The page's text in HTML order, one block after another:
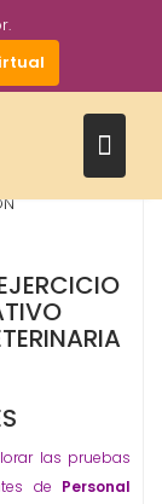
las pruebas
de Personal